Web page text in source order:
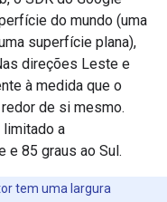
do mundo (uma
superfície plana),
direções Leste e
à medida que o
de si mesmo.
limitado a
e 85 graus ao Sul.
tem uma largura